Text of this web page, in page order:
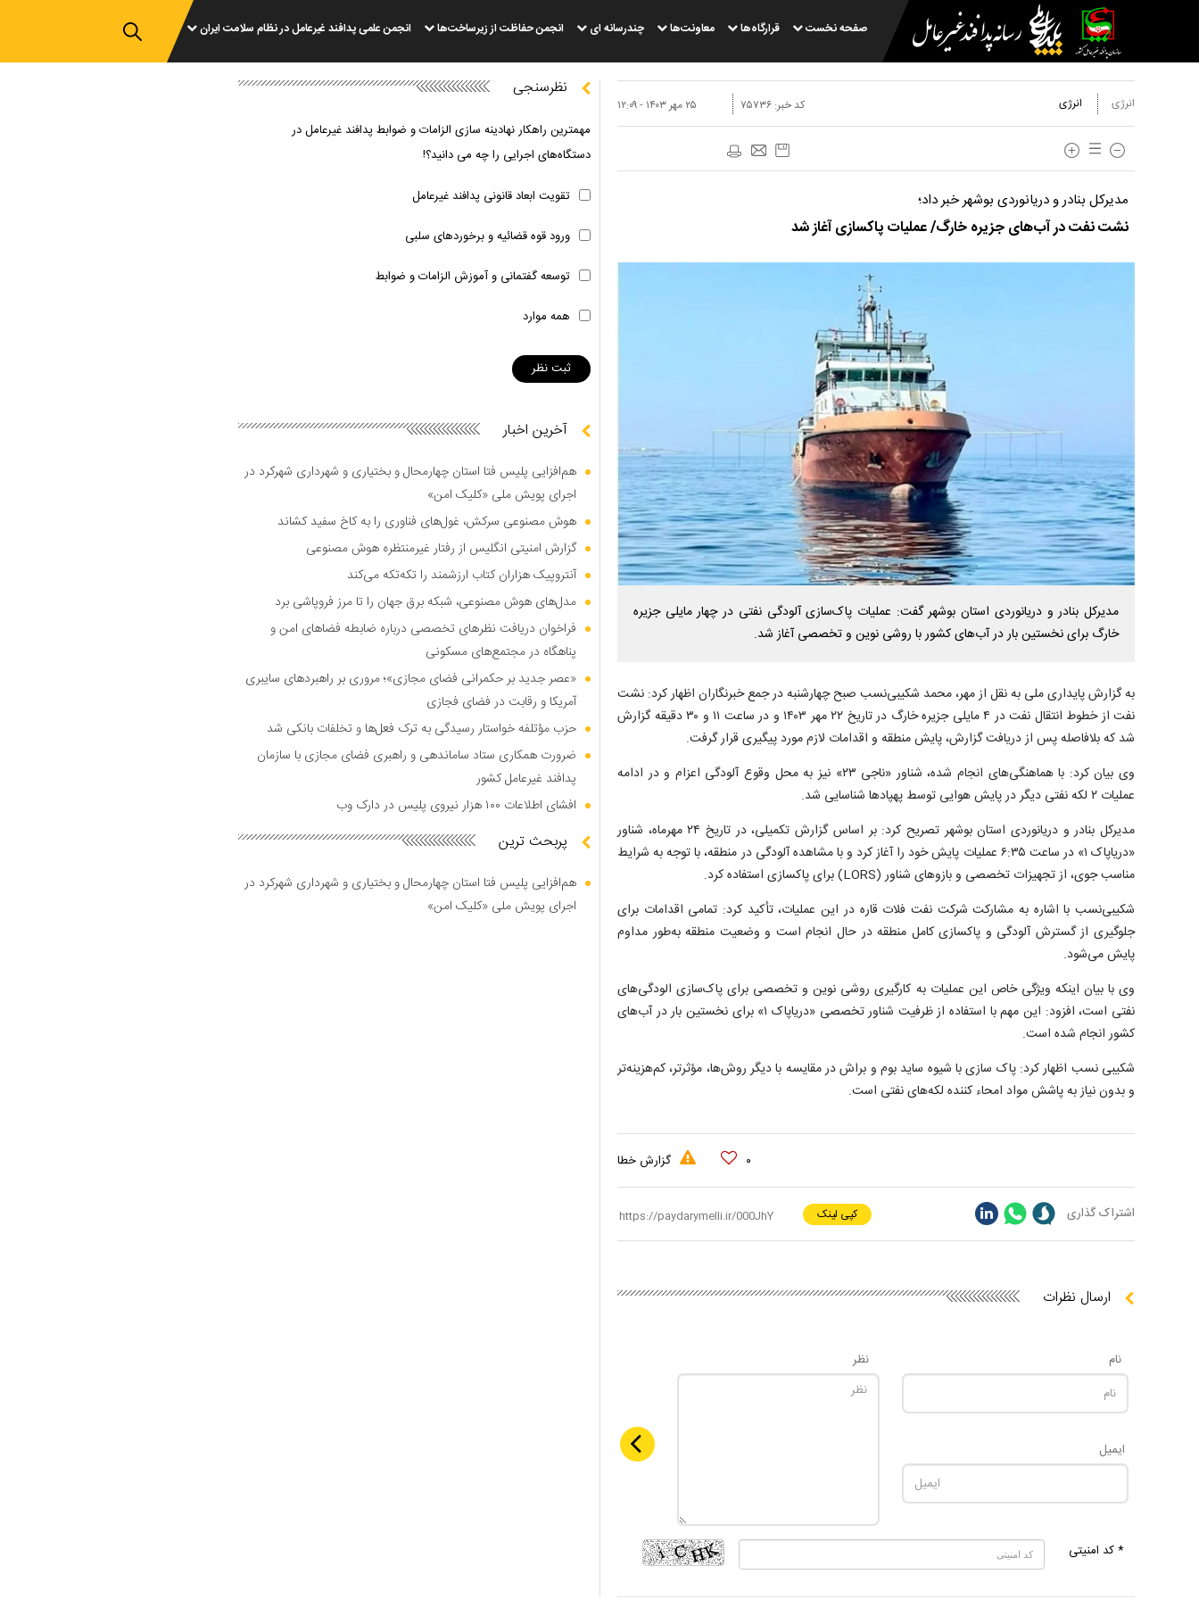
صفحه نخست قرارگاه‌ها معاونت‌ها چندرسانه ای انجمن حفاظت از زیرساخت‌ها انجمن علمی پدافند غیرعامل در نظام سلامت ایران
انرژی انرژی ۲۵ مهر ۱۴۰۳ - ۱۲:۰۹ کد خبر: ۷۵۷۳۶
مدیرکل بنادر و دریانوردی بوشهر خبر داد؛
نشت نفت در آب‌های جزیره خارگ/ عملیات پاکسازی آغاز شد
مدیرکل بنادر و دریانوردی استان بوشهر گفت: عملیات پاک‌سازی آلودگی نفتی در چهار مایلی جزیره
خارگ برای نخستین بار در آب‌های کشور با روشی نوین و تخصصی آغاز شد.
به گزارش پایداری ملی به نقل از مهر، محمد شکیبی‌نسب صبح چهارشنبه در جمع خبرنگاران اظهار کرد: نشت
نفت از خطوط انتقال نفت در ۴ مایلی جزیره خارگ در تاریخ ۲۲ مهر ۱۴۰۳ و در ساعت ۱۱ و ۳۰ دقیقه گزارش
شد که بلافاصله پس از دریافت گزارش، پایش منطقه و اقدامات لازم مورد پیگیری قرار گرفت.
وی بیان کرد: با هماهنگی‌های انجام شده، شناور «ناجی ۲۳» نیز به محل وقوع آلودگی اعزام و در ادامه
عملیات ۲ لکه نفتی دیگر در پایش هوایی توسط پهپادها شناسایی شد.
مدیرکل بنادر و دریانوردی استان بوشهر تصریح کرد: بر اساس گزارش تکمیلی، در تاریخ ۲۴ مهرماه، شناور
«دریاپاک ۱» در ساعت ۶:۳۵ عملیات پایش خود را آغاز کرد و با مشاهده آلودگی در منطقه، با توجه به شرایط
مناسب جوی، از تجهیزات تخصصی و بازوهای شناور (LORS) برای پاکسازی استفاده کرد.
شکیبی‌نسب با اشاره به مشارکت شرکت نفت فلات قاره در این عملیات، تأکید کرد: تمامی اقدامات برای
جلوگیری از گسترش آلودگی و پاکسازی کامل منطقه در حال انجام است و وضعیت منطقه به‌طور مداوم
پایش می‌شود.
وی با بیان اینکه ویژگی خاص این عملیات به کارگیری روشی نوین و تخصصی برای پاک‌سازی الودگی‌های
نفتی است، افزود: این مهم با استفاده از ظرفیت شناور تخصصی «دریاپاک ۱» برای نخستین بار در آب‌های
کشور انجام شده است.
شکیبی نسب اظهار کرد: پاک سازی با شیوه ساید بوم و براش در مقایسه با دیگر روش‌ها، مؤثرتر، کم‌هزینه‌تر
و بدون نیاز به پاشش مواد امحاء کننده لکه‌های نفتی است.
۰ گزارش خطا
اشتراک گذاری کپی لینک
ارسال نظرات
نام
ایمیل
نظر
* کد امنیتی
نظرسنجی
مهمترین راهکار نهادینه سازی الزامات و ضوابط پدافند غیرعامل در
دستگاه‌های اجرایی را چه می دانید؟!
تقویت ابعاد قانونی پدافند غیرعامل
ورود قوه قضائیه و برخوردهای سلبی
توسعه گفتمانی و آموزش الزامات و ضوابط
همه موارد
آخرین اخبار
هم‌افزایی پلیس فتا استان چهارمحال و بختیاری و شهرداری شهرکرد در
اجرای پویش ملی «کلیک امن»
هوش مصنوعی سرکش، غول‌های فناوری را به کاخ سفید کشاند
گزارش امنیتی انگلیس از رفتار غیرمنتظره هوش مصنوعی
آنتروپیک هزاران کتاب ارزشمند را تکه‌تکه می‌کند
مدل‌های هوش مصنوعی، شبکه برق جهان را تا مرز فروپاشی برد
فراخوان دریافت نظر‌های تخصصی درباره ضابطه فضا‌های امن و
پناهگاه در مجتمع‌های مسکونی
«عصر جدید بر حکمرانی فضای مجازی»؛ مروری بر راهبرد‌های سایبری
آمریکا و رقابت در فضای فجازی
حزب مؤتلفه خواستار رسیدگی به ترک فعل‌ها و تخلفات بانکی شد
ضرورت همکاری ستاد ساماندهی و راهبری فضای مجازی با سازمان
پدافند غیرعامل کشور
افشای اطلاعات ۱۰۰ هزار نیروی پلیس در دارک وب
پربحث ترین
هم‌افزایی پلیس فتا استان چهارمحال و بختیاری و شهرداری شهرکرد در
اجرای پویش ملی «کلیک امن»